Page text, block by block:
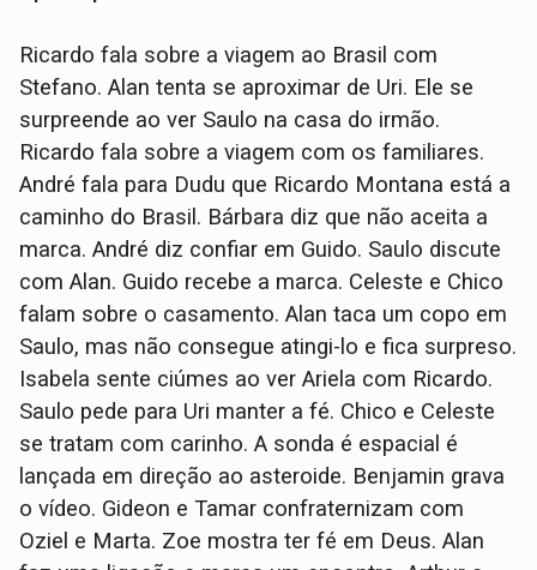
Ricardo fala sobre a viagem ao Brasil com
Stefano. Alan tenta se aproximar de Uri. Ele se
surpreende ao ver Saulo na casa do irmão.
Ricardo fala sobre a viagem com os familiares.
André fala para Dudu que Ricardo Montana está a
caminho do Brasil. Bárbara diz que não aceita a
marca. André diz confiar em Guido. Saulo discute
com Alan. Guido recebe a marca. Celeste e Chico
falam sobre o casamento. Alan taca um copo em
Saulo, mas não consegue atingi-lo e fica surpreso.
Isabela sente ciúmes ao ver Ariela com Ricardo.
Saulo pede para Uri manter a fé. Chico e Celeste
se tratam com carinho. A sonda é espacial é
lançada em direção ao asteroide. Benjamin grava
o vídeo. Gideon e Tamar confraternizam com
Oziel e Marta. Zoe mostra ter fé em Deus. Alan